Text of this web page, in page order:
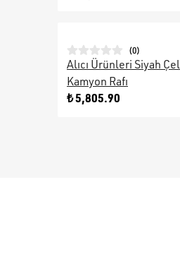
(0)
Alıcı Ürünleri Siyah
Kamyon Rafı
₺ 5,805.90